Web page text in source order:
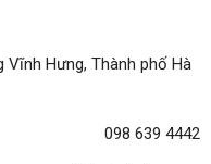
Hưng, Thành phố Hà
098 639 4442